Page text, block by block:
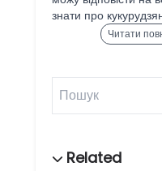
знати про
Читати